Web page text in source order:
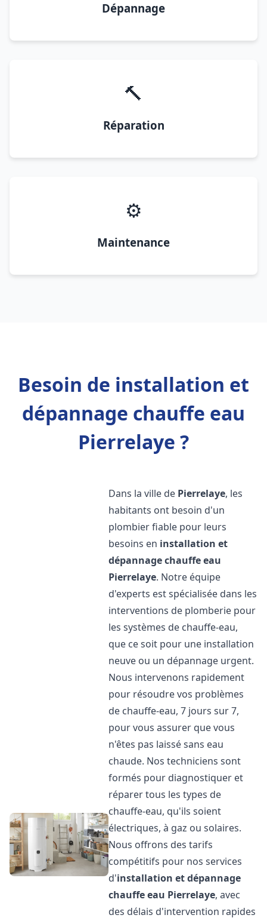
Dépannage
🔨
Réparation
⚙️
Maintenance
Besoin de installation et
dépannage chauffe eau
Pierrelaye ?
Dans la ville de Pierrelaye, les
habitants ont besoin d'un
plombier fiable pour leurs
besoins en installation et
dépannage chauffe eau
Pierrelaye. Notre équipe
d'experts est spécialisée dans les
interventions de plomberie pour
les systèmes de chauffe-eau,
que ce soit pour une installation
neuve ou un dépannage urgent.
Nous intervenons rapidement
pour résoudre vos problèmes
de chauffe-eau, 7 jours sur 7,
pour vous assurer que vous
n'êtes pas laissé sans eau
chaude. Nos techniciens sont
formés pour diagnostiquer et
réparer tous les types de
chauffe-eau, qu'ils soient
électriques, à gaz ou solaires.
Nous offrons des tarifs
compétitifs pour nos services
d'installation et dépannage
chauffe eau Pierrelaye, avec
des délais d'intervention rapides